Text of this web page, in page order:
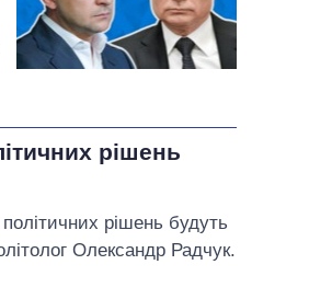
рішень
рішень будуть
Олександр Радчук.